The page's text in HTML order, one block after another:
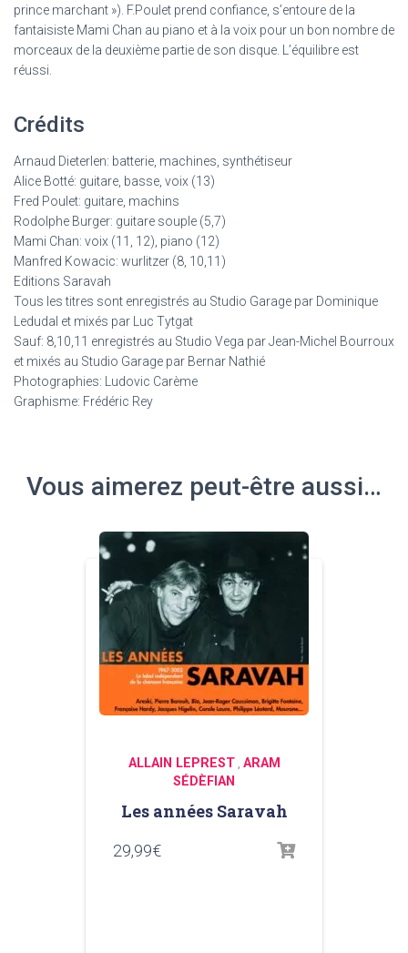
prince marchant »). F.Poulet prend confiance, s’entoure de la
fantaisiste Mami Chan au piano et à la voix pour un bon nombre de
morceaux de la deuxième partie de son disque. L’équilibre est
réussi.
Crédits
Arnaud Dieterlen: batterie, machines, synthétiseur
Alice Botté: guitare, basse, voix (13)
Fred Poulet: guitare, machins
Rodolphe Burger: guitare souple (5,7)
Mami Chan: voix (11, 12), piano (12)
Manfred Kowacic: wurlitzer (8, 10,11)
Editions Saravah
Tous les titres sont enregistrés au Studio Garage par Dominique
Ledudal et mixés par Luc Tytgat
Sauf: 8,10,11 enregistrés au Studio Vega par Jean-Michel Bourroux
et mixés au Studio Garage par Bernar Nathié
Photographies: Ludovic Carème
Graphisme: Frédéric Rey
Vous aimerez peut-être aussi…
ALLAIN LEPREST, ARAM
SÉDÈFIAN
Les années Saravah
29,99€